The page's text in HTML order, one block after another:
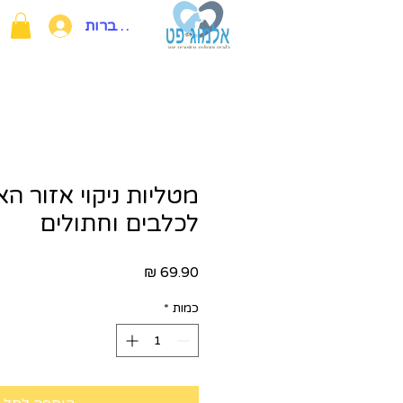
להתחברות
מטליות ניקוי אזור
לכלבים וחתולים
כמות *